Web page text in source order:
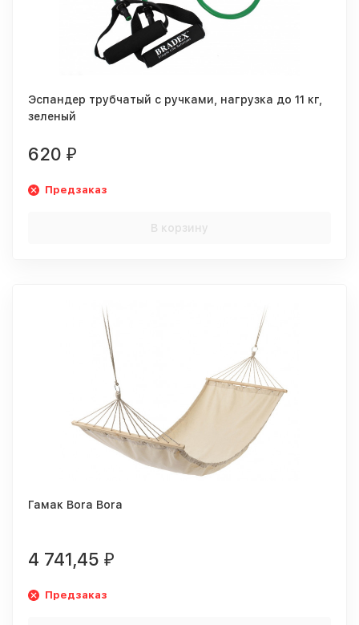
Эспандер трубчатый с ручками, нагрузка до 11 кг,
зеленый
620 ₽
Предзаказ
В корзину
Гамак Bora Bora
4 741,45 ₽
Предзаказ